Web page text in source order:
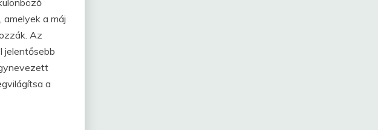
a máj
Az
jelentősebb
a